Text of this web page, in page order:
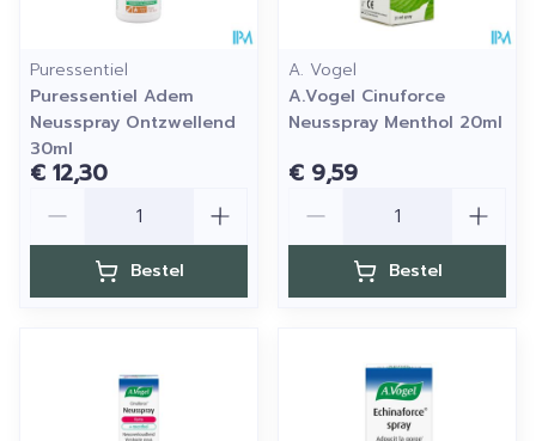
Puressentiel
Puressentiel Adem
Neusspray Ontzwellend
30ml
€ 12,30
Bestel
A. Vogel
A.Vogel Cinuforce
Neusspray Menthol 20ml
€ 9,59
Bestel